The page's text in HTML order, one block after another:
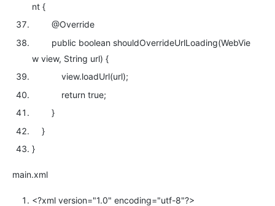
nt {
@Override
public boolean shouldOverrideUrlLoading(WebVie
w view, String url) {
view.loadUrl(url);
return true;
}
}
}
main.xml
<?xml version="1.0" encoding="utf-8"?>